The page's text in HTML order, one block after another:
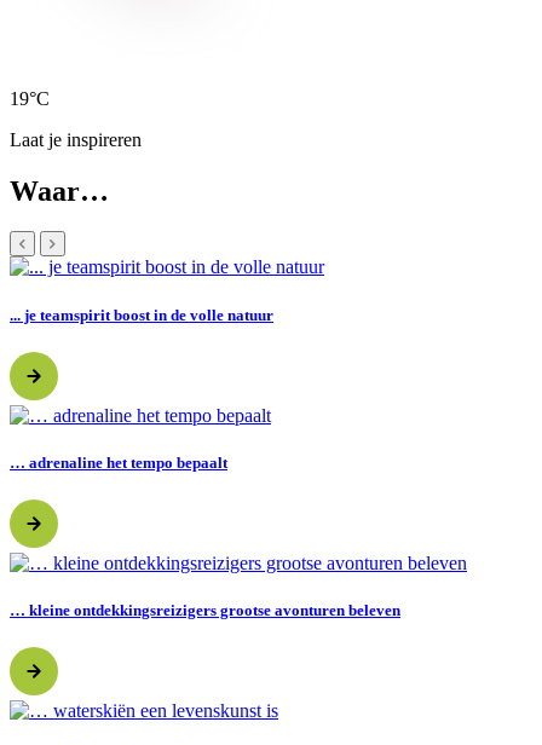
19°C
Laat je inspireren
Waar…
... je teamspirit boost in de volle natuur
… adrenaline het tempo bepaalt
… kleine ontdekkingsreizigers grootse avonturen beleven